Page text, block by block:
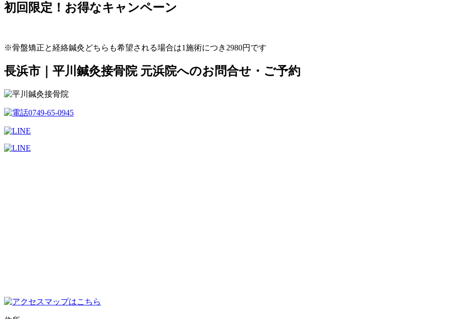
初回限定！お得なキャンペーン
※骨盤矯正と経絡鍼灸どちらも希望される場合は1施術につき2980円です
長浜市｜平川鍼灸接骨院 元浜院へのお問合せ・ご予約